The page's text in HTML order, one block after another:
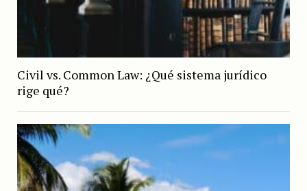
Civil vs. Common Law: ¿Qué sistema jurídico
rige qué?